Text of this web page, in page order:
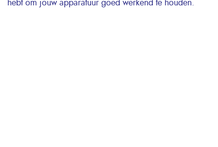
hebt om jouw apparatuur goed werkend te houden.